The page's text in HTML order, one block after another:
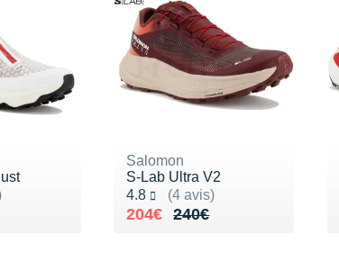
Salomon
S-Lab Ultra V2
4.8
(4 avis)
Noté 4.8 sur 5
240€
Au lieu de 240€
204€
Vendu 204€